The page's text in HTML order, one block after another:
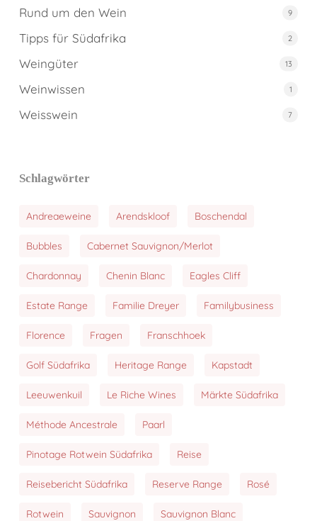
Rund um den Wein 9
Tipps für Südafrika 2
Weingüter 13
Weinwissen 1
Weisswein 7
Schlagwörter
Andreaeweine Arendskloof Boschendal
Bubbles Cabernet Sauvignon/Merlot
Chardonnay Chenin Blanc Eagles Cliff
Estate Range Familie Dreyer Familybusiness
Florence Fragen Franschhoek
Golf Südafrika Heritage Range Kapstadt
Leeuwenkuil Le Riche Wines Märkte Südafrika
Méthode Ancestrale Paarl
Pinotage Rotwein Südafrika Reise
Reisebericht Südafrika Reserve Range Rosé
Rotwein Sauvignon Sauvignon Blanc